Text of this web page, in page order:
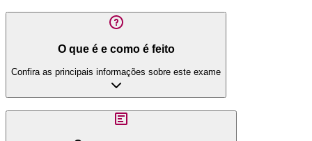
O que é e como é feito
Confira as principais informações sobre este exame